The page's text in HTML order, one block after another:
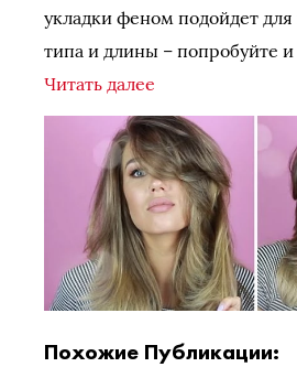
укладки феном подойдет для
типа и длины – попробуйте
Читать далее
Похожие Публикации: